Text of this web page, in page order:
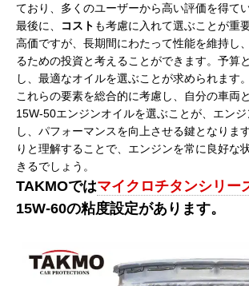
ており、多くのユーザーから高い評価を得てい
最後に、
コスト も考慮に入れて選ぶことが重
高価ですが、長期間にわたって性能を維持し
るための投資と考えることができます。予算
し、最適なオイルを選ぶことが求められます。
これらの要素を総合的に考慮し、自分の車両
15W-50エンジンオイルを選ぶことが、エン
し、パフォーマンスを向上させる鍵となりま
りと理解することで、エンジンを常に良好な
きるでしょう。
TAKMOではマイクロチタンシリー
15W-60の粘度設定があります。